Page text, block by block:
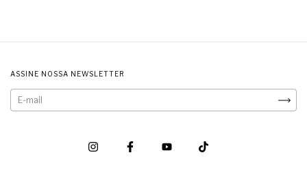
ASSINE NOSSA NEWSLETTER